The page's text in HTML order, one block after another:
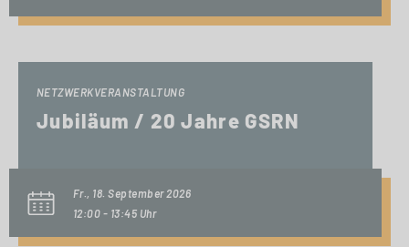
NETZWERKVERANSTALTUNG
Jubiläum / 20 Jahre GSRN
Fr., 18. September 2026
12:00 - 13:45 Uhr